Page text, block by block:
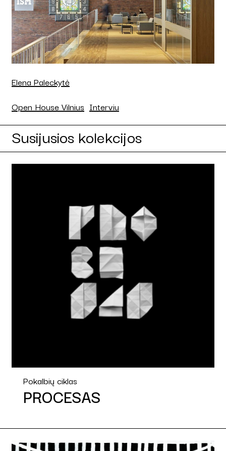
Elena Paleckytė
Open House Vilnius Interviu
Susijusios kolekcijos
Pokalbių ciklas
PROCESAS